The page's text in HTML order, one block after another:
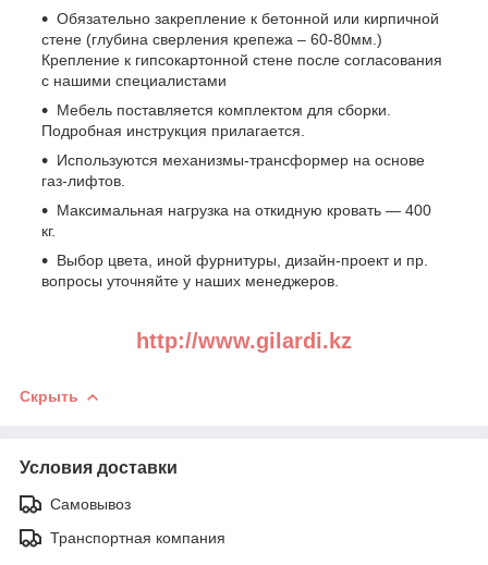
Обязательно закрепление к бетонной или кирпичной
стене (глубина сверления крепежа – 60-80мм.)
Крепление к гипсокартонной стене после согласования
с нашими специалистами
Мебель поставляется комплектом для сборки.
Подробная инструкция прилагается.
Используются механизмы-трансформер на основе
газ-лифтов.
Максимальная нагрузка на откидную кровать ― 400
кг.
Выбор цвета, иной фурнитуры, дизайн-проект и пр.
вопросы уточняйте у наших менеджеров.
http://www.gilardi.kz
Скрыть
Условия доставки
Самовывоз
Транспортная компания